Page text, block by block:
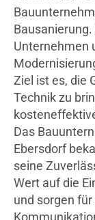
Unternehmen
Ziel ist es, die
Technik zu
Das
Ebersdorf
seine
Wert auf die
und sorgen